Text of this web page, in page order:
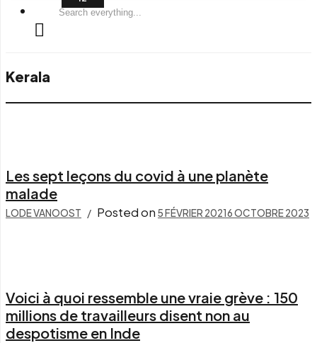
Search
Kerala
Les sept leçons du covid à une planète
malade
LODE VANOOST Posted on 5 FÉVRIER 20216 OCTOBRE 2023
Voici à quoi ressemble une vraie grève : 150
millions de travailleurs disent non au
despotisme en Inde